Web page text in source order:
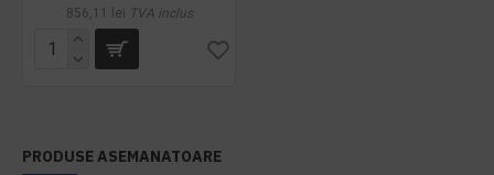
856,11 lei TVA inclus
PRODUSE ASEMANATOARE